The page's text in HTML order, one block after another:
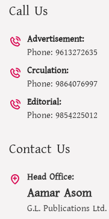
Call Us
Advertisement:
Phone: 9613272635
Crculation:
Phone: 9864076997
Editorial:
Phone: 9854225012
Contact Us
Head Office:
Aamar Asom
G.L. Publications Ltd.